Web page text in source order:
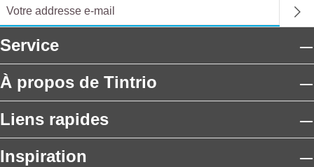
Service
À propos de Tintrio
Liens rapides
Inspiration